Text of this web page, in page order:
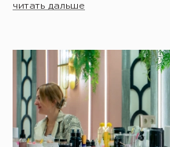
читать дальше